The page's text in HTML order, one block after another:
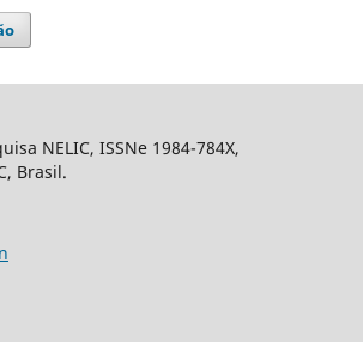
NELIC, ISSNe 1984-784X,
Brasil.